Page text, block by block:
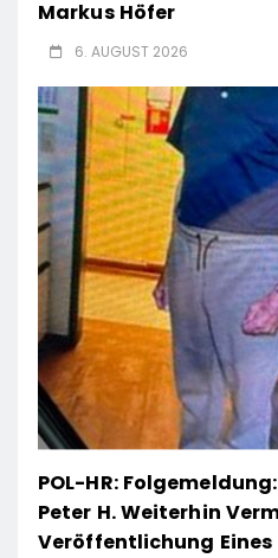
Markus Höfer
6. AUGUST 2026
POL-HR:
Peter H. Weiterhin
Veröffentlichung Eines